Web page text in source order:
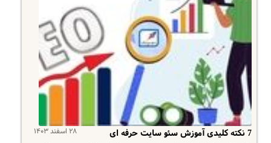
۲۸ اسفند ۱۴۰۳ 7 نکته کلیدی آموزش سئو سایت حرفه ای